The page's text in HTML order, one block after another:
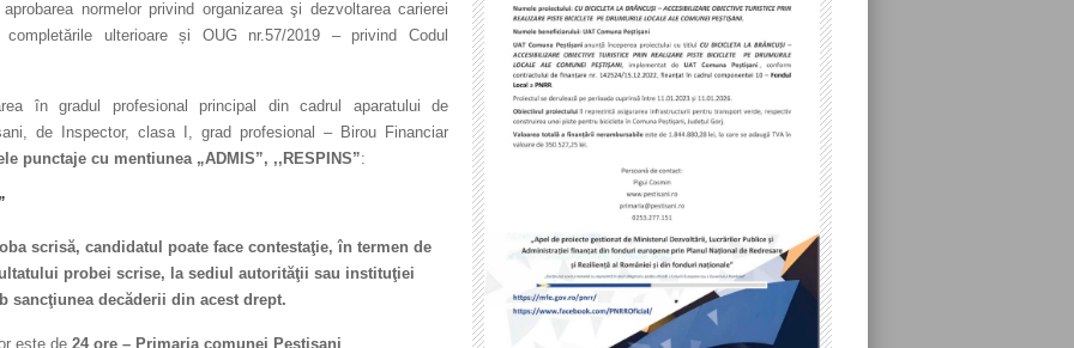
normelor privind organizarea şi dezvoltarea carierei
ulterioare și OUG nr.57/2019 – privind Codul
în gradul profesional principal din cadrul aparatului de
de Inspector, clasa I, grad profesional – Birou Financiar
punctaje cu mentiunea „ADMIS”, ,,RESPINS”:
scrisă, candidatul poate face contestaţie, în termen de
probei scrise, la sediul autorităţii sau instituţiei
sancţiunea decăderii din acest drept.
este de 24 ore – Primaria comunei Pestisani.